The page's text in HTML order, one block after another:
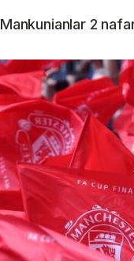
Mankunianlar 2